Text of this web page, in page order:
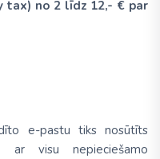
tax) no 2 līdz 12,- € par
e-pastu tiks nosūtīts
ar visu nepieciešamo